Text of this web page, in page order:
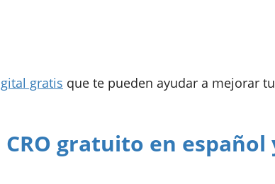
gratis que te pueden ayudar a mejorar tu
gratuito en español